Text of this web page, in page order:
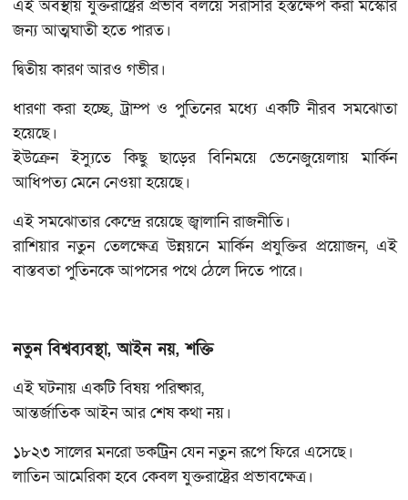
এই অবস্থায় যুক্তরাষ্ট্রের প্রভাব বলয়ে সরাসরি হস্তক্ষেপ করা মস্কোর
জন্য আত্মঘাতী হতে পারত।
দ্বিতীয় কারণ আরও গভীর।
ধারণা করা হচ্ছে, ট্রাম্প ও পুতিনের মধ্যে একটি নীরব সমঝোতা
হয়েছে।
ইউক্রেন ইস্যুতে কিছু ছাড়ের বিনিময়ে ভেনেজুয়েলায় মার্কিন
আধিপত্য মেনে নেওয়া হয়েছে।
এই সমঝোতার কেন্দ্রে রয়েছে জ্বালানি রাজনীতি।
রাশিয়ার নতুন তেলক্ষেত্র উন্নয়নে মার্কিন প্রযুক্তির প্রয়োজন, এই
বাস্তবতা পুতিনকে আপসের পথে ঠেলে দিতে পারে।
নতুন বিশ্বব্যবস্থা, আইন নয়, শক্তি
এই ঘটনায় একটি বিষয় পরিষ্কার,
আন্তর্জাতিক আইন আর শেষ কথা নয়।
১৮২৩ সালের মনরো ডকট্রিন যেন নতুন রূপে ফিরে এসেছে।
লাতিন আমেরিকা হবে কেবল যুক্তরাষ্ট্রের প্রভাবক্ষেত্র।